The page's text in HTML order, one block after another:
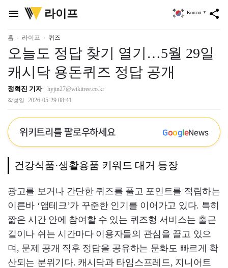
menu
위
키
리
라이프 share
Korean ▼
홈 라이프 퀴즈
오늘도 정답 찾기 열기…5월 29일
캐시닥 용돈퀴즈 정답 공개
정혁진 기자 hyjin27@wikitree.co.kr
작성일 2026-05-29 08:41
위키트리를 팔로우하세요 GoogleNews
건강식품·생활용품 키워드 대거 등장
광고를 보거나 간단한 퀴즈를 풀고 포인트를 적립하는
이른바 ‘앱테크’가 꾸준한 인기를 이어가고 있다. 특히
짧은 시간 안에 참여할 수 있는 퀴즈형 서비스는 출근
길이나 쉬는 시간마다 이용자들의 관심을 끌고 있으
며, 문제 공개 직후 정답을 공유하는 문화도 빠르게 확
산되는 분위기다. 캐시닥과 타임스프레드, 지니어트